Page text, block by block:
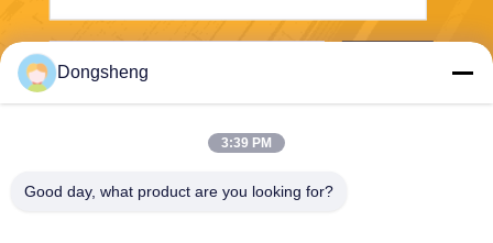
Dongsheng
3:39 PM
Good day, what product are you looking for?